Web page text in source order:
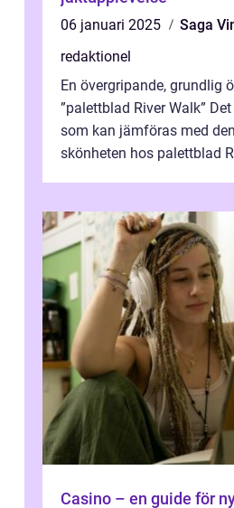
06 januari 2025
Saga
redaktionel
En övergripande, grundlig
”palettblad River Walk”
som kan jämföras med
skönheten hos palettblad
Casino – en guide för